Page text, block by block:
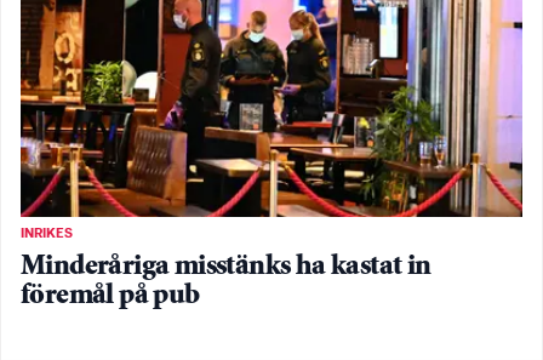
INRIKES
Minderåriga misstänks ha kastat in
föremål på pub